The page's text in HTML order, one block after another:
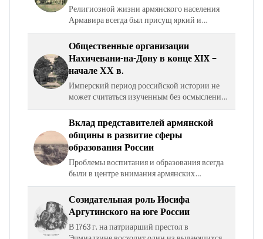
Религиозной жизни армянского населения
Армавира всегда был присущ яркий и
неповторимый колорит. До советской власти
здесь существовало пять армянских церквей.
Среди них сегодня…
Общественные организации
Нахичевани-на-Дону в конце XIX –
начале ХХ в.
Имперский период российской истории не
может считаться изученным без осмысления
феномена общественных организаций –
добровольных, самоуправляющихся и
надлежащим образом…
Вклад представителей армянской
общины в развитие сферы
образования России
Проблемы воспитания и образования всегда
были в центре внимания армянских
мыслителей, духовенства и политических
деятелей. Именно образование и воспитание
являлись основными…
Созидательная роль Иосифа
Аргутинского на юге России
В 1763 г. на патриарший престол в